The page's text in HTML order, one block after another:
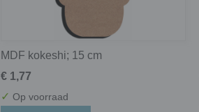
MDF kokeshi; 15 cm
€ 1,77
✓ Op voorraad